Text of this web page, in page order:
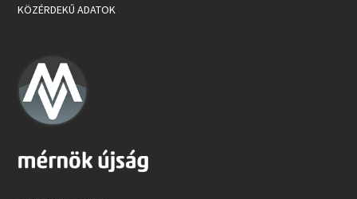
KÖZÉRDEKŰ ADATOK